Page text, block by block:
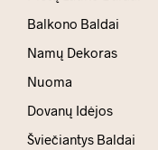
Balkono Baldai
Namų Dekoras
Nuoma
Dovanų Idėjos
Šviečiantys Baldai